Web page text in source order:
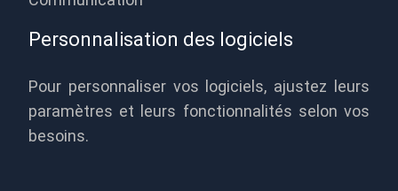
Personnalisation des logiciels
Pour personnaliser vos logiciels, ajustez leurs
paramètres et leurs fonctionnalités selon vos
besoins.